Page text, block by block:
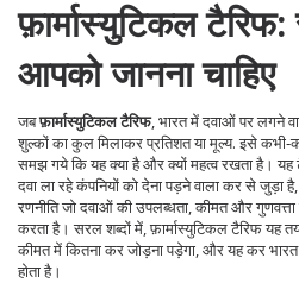
फ़ार्मास्युटिकल
आपको जानना चाहिए
जबफ़ार्मास्युटिकल टैरिफ,भारत में दवाओं पर लगने
शुल्कों का कुल मिलाकर प्रतिशत या मूल्य. इसे
समझ गये कि यह क्या है और क्यों महत्व रखता है। यह
दवा ला रहे कंपनियों को देना पड़ने वाला करसे जुड़ा
रणनीति जो दवाओं की उपलब्धता, कीमत और गुणवत्ता
करता है। सरल शब्दों में, फ़ार्मास्युटिकल टैरिफ यह
कीमत में कितना कर जोड़ना पड़ेगा, और यह कर
होता है।